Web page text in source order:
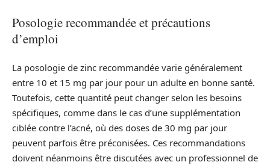
Posologie recommandée et précautions
d’emploi
La posologie de zinc recommandée varie généralement
entre 10 et 15 mg par jour pour un adulte en bonne santé.
Toutefois, cette quantité peut changer selon les besoins
spécifiques, comme dans le cas d’une supplémentation
ciblée contre l’acné, où des doses de 30 mg par jour
peuvent parfois être préconisées. Ces recommandations
doivent néanmoins être discutées avec un professionnel de